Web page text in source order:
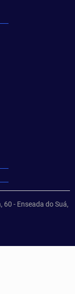
- Enseada do Suá,